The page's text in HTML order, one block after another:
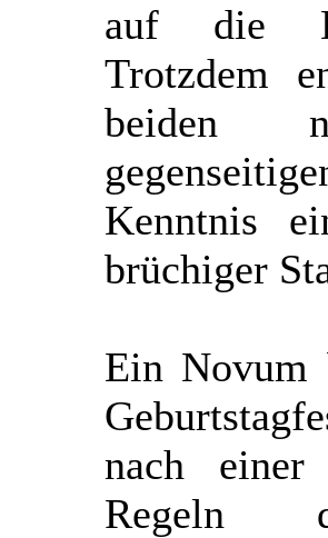
auf die
Trotzdem
beiden
Kenntnis
brüchiger
Ein Novum
nach
Regeln